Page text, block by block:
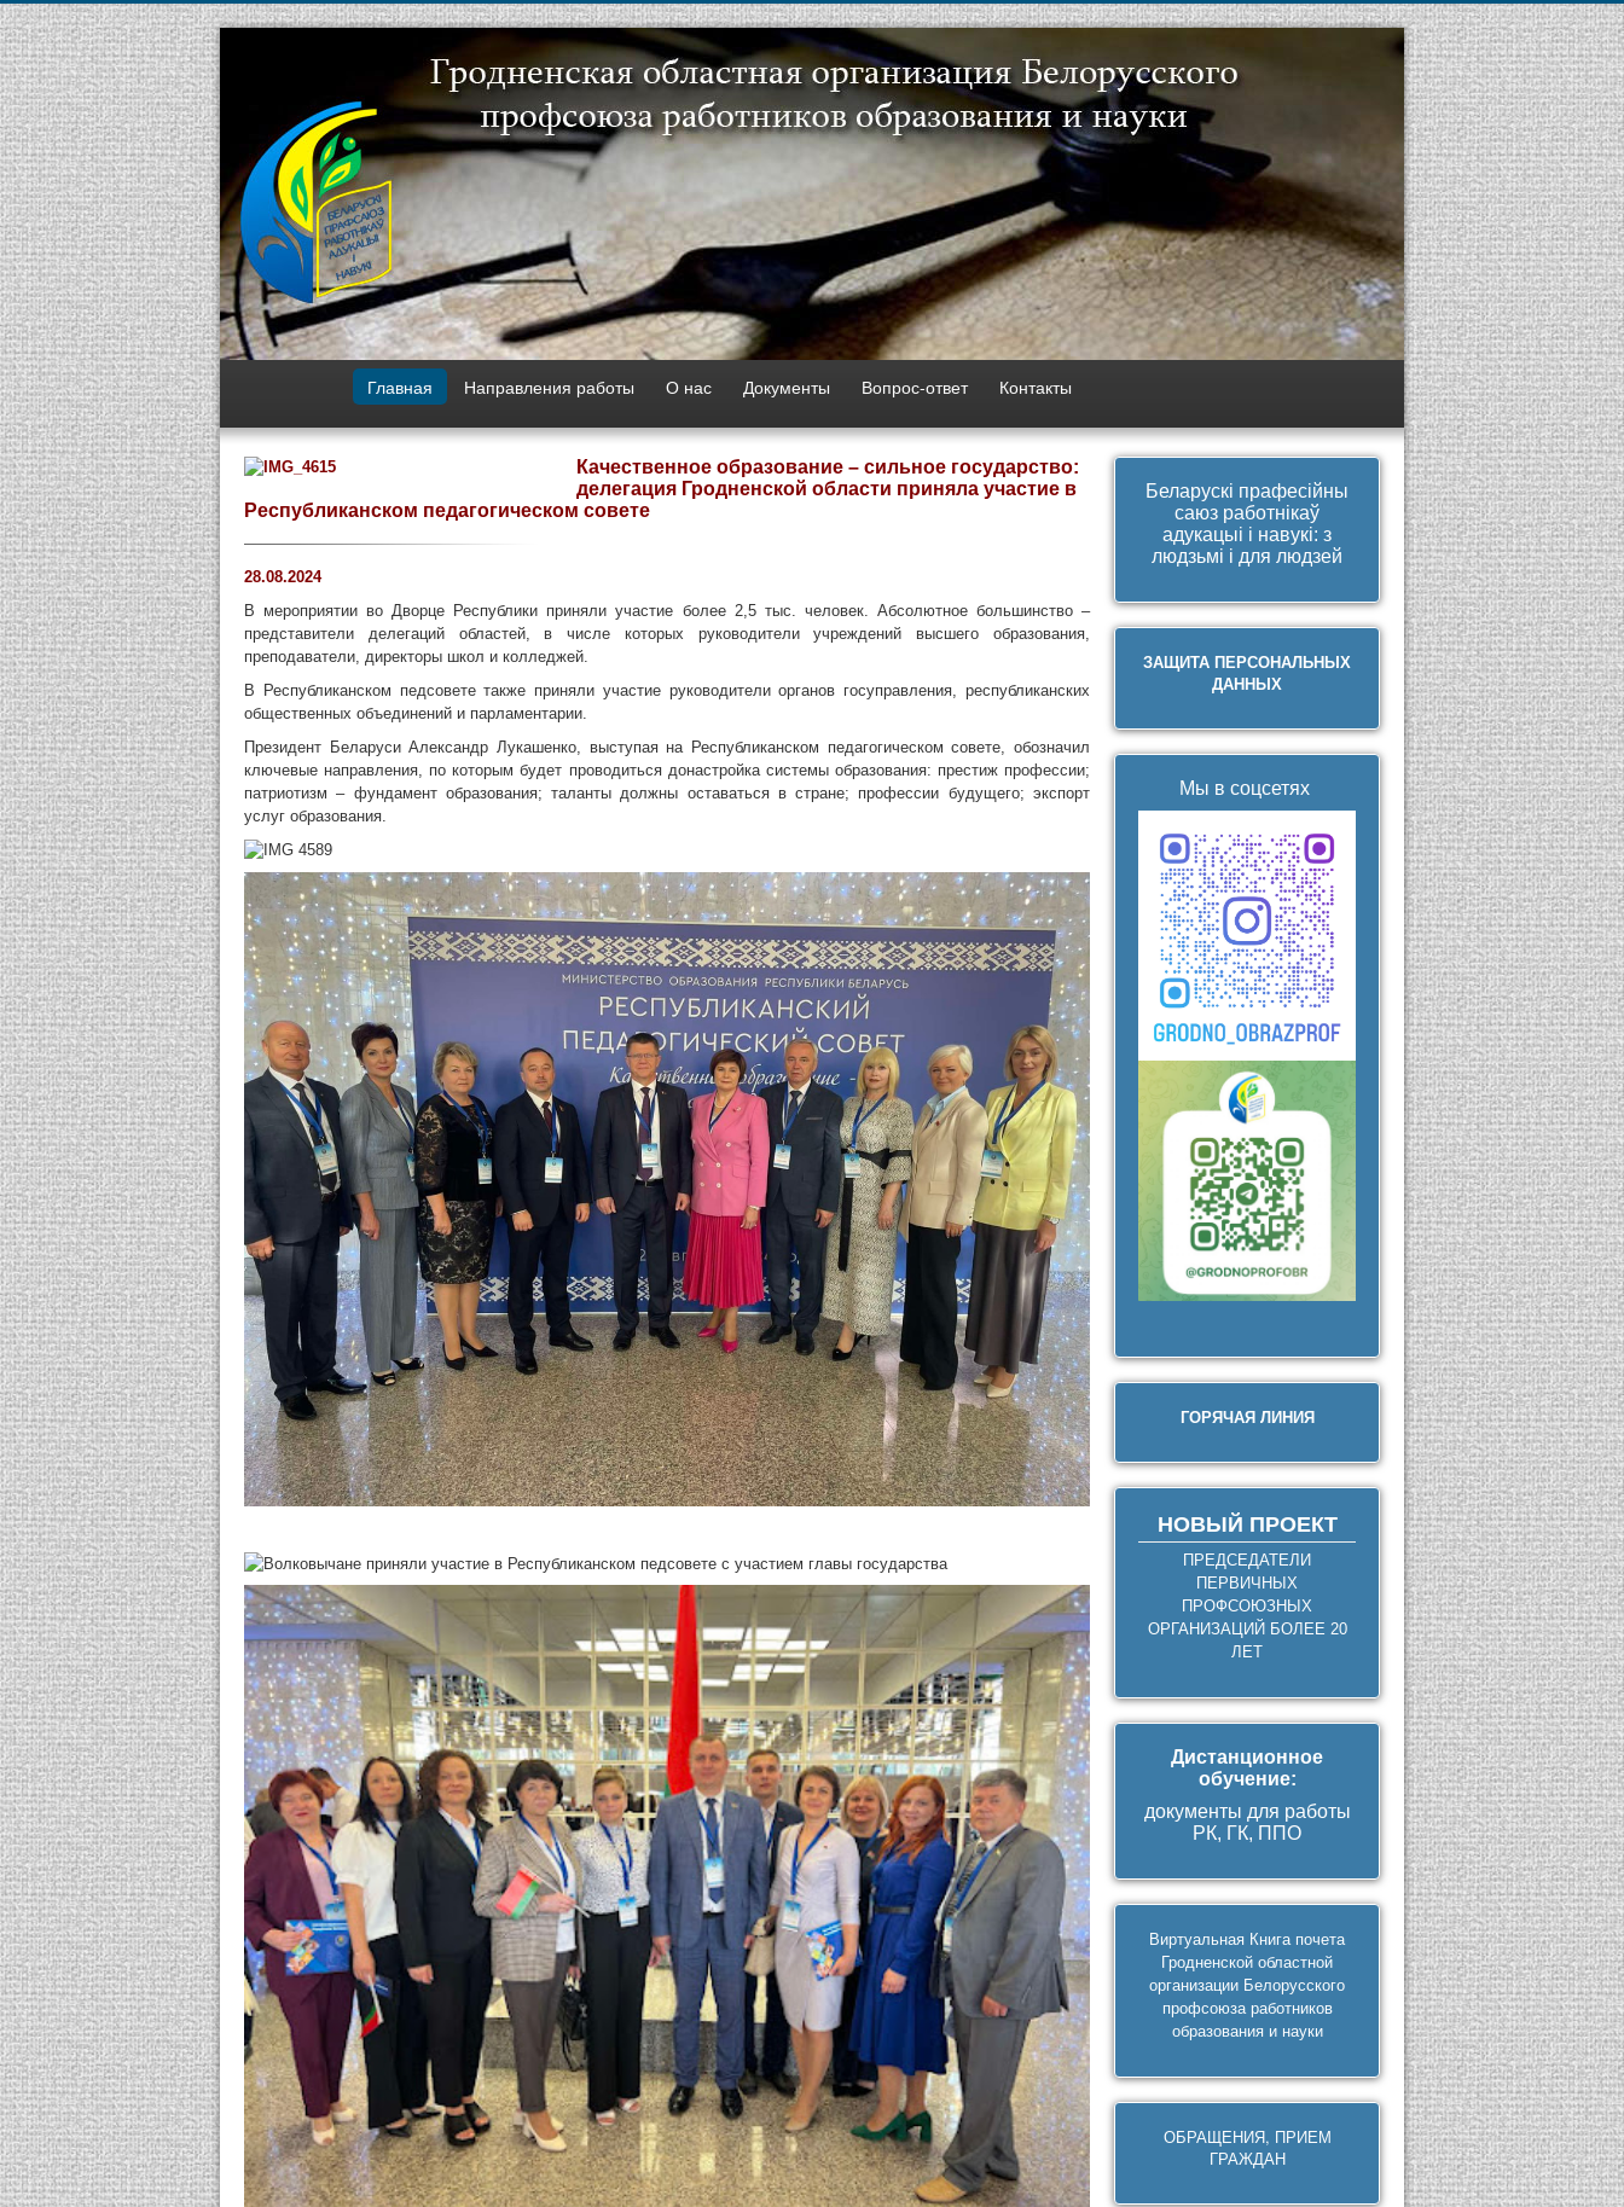
Главная Направления работы О нас Документы Вопрос-ответ Контакты
Качественное образование – сильное государство:
делегация Гродненской области приняла участие в
Республиканском педагогическом совете
28.08.2024
В мероприятии во Дворце Республики приняли участие более 2,5 тыс. человек. Абсолютное большинство –
представители делегаций областей, в числе которых руководители учреждений высшего образования,
преподаватели, директоры школ и колледжей.
В Республиканском педсовете также приняли участие руководители органов госуправления, республиканских
общественных объединений и парламентарии.
Президент Беларуси Александр Лукашенко, выступая на Республиканском педагогическом совете, обозначил
ключевые направления, по которым будет проводиться донастройка системы образования: престиж профессии;
патриотизм – фундамент образования; таланты должны оставаться в стране; профессии будущего; экспорт
услуг образования.
Беларускі прафесійны
саюз работнікаў
адукацыі і навукі: з
людзьмі і для людзей
ЗАЩИТА ПЕРСОНАЛЬНЫХ
ДАННЫХ
Мы в соцсетях
ГОРЯЧАЯ ЛИНИЯ
НОВЫЙ ПРОЕКТ
ПРЕДСЕДАТЕЛИ
ПЕРВИЧНЫХ
ПРОФСОЮЗНЫХ
ОРГАНИЗАЦИЙ БОЛЕЕ 20
ЛЕТ
Дистанционное
обучение:
документы для работы
РК, ГК, ППО
Виртуальная Книга почета
Гродненской областной
организации Белорусского
профсоюза работников
образования и науки
ОБРАЩЕНИЯ, ПРИЕМ
ГРАЖДАН